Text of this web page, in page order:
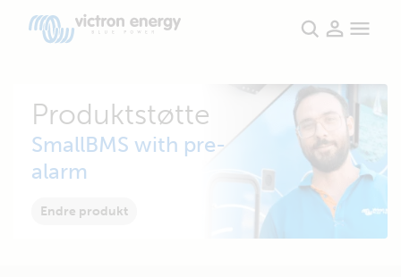
Produktstøtte
SmallBMS with pre-
alarm
Endre produkt